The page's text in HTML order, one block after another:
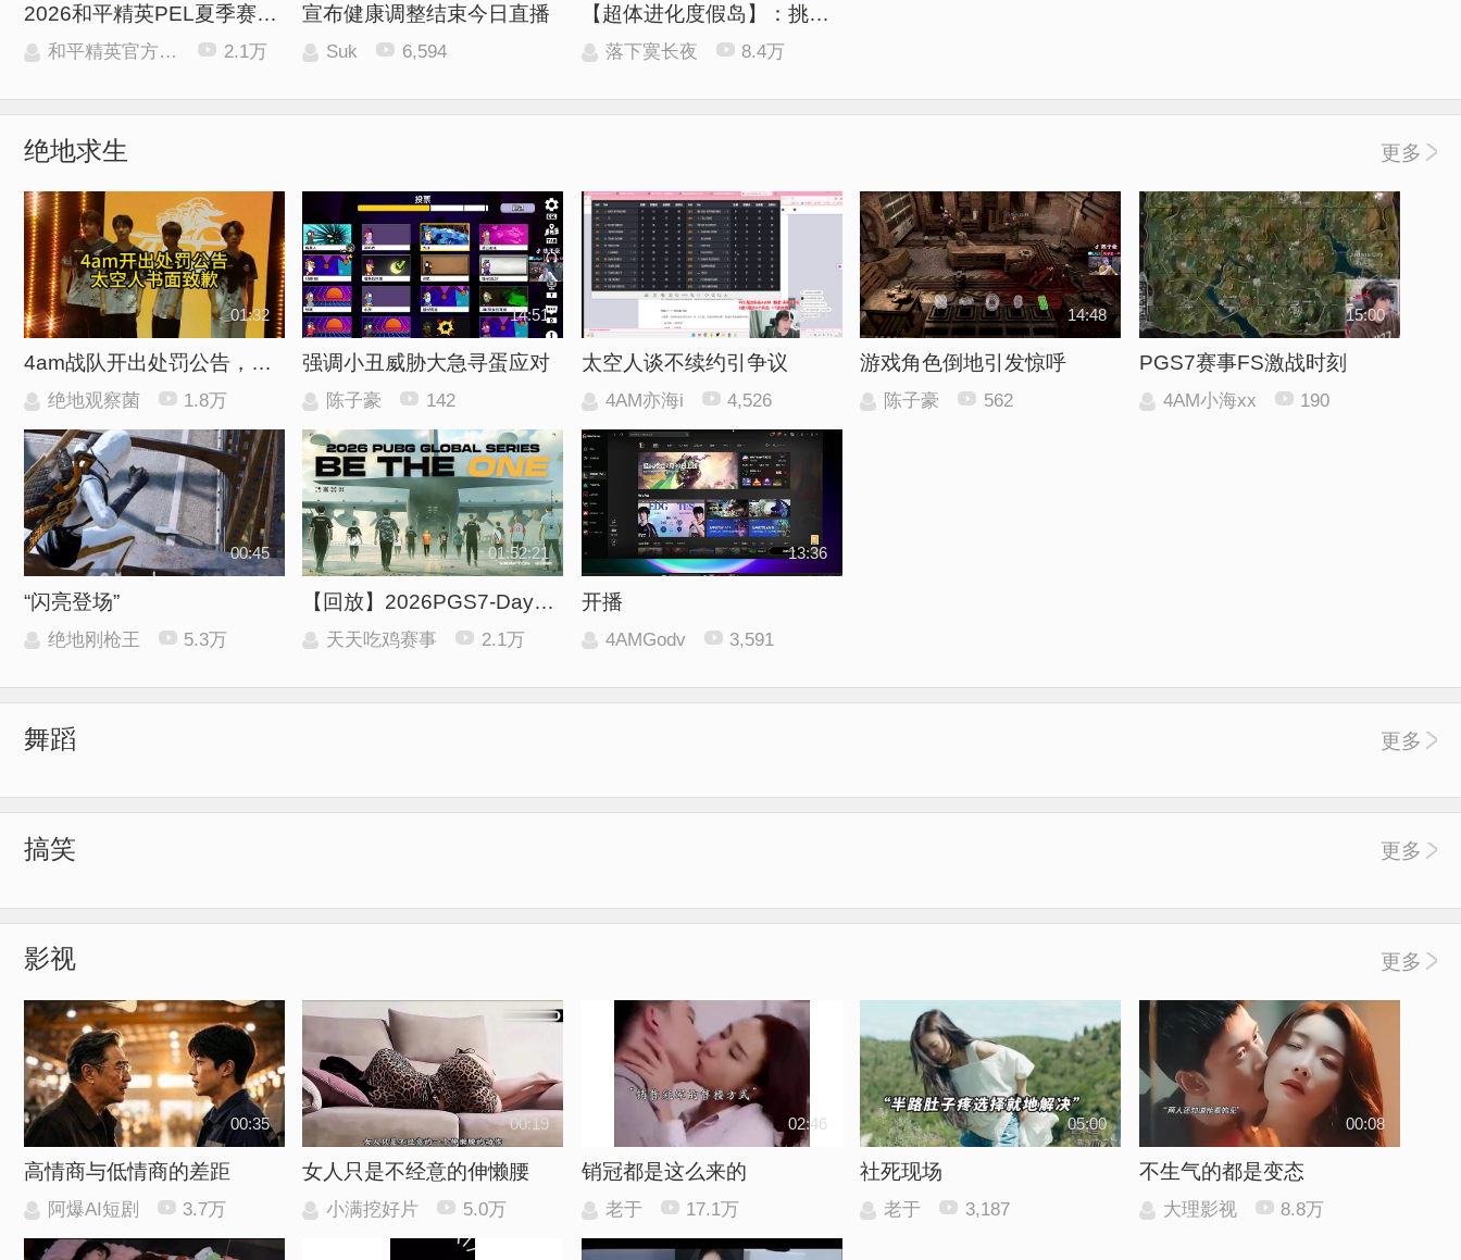
2026和平精英PEL夏季赛季后赛Day2_第1场
和平精英官方赛事 2.1万
宣布健康调整结束今日直播
Suk 6,594
【超体进化度假岛】：挑战一期视频带你了解职业插件的超强搭配
落下寞长夜 8.4万
绝地求生 更多
01:32
4am战队开出处罚公告，太空人发文道歉！
绝地观察菌 1.8万
14:51
强调小丑威胁大急寻蛋应对
陈子豪 142
08:00
太空人谈不续约引争议
4AM亦海i 4,526
14:48
游戏角色倒地引发惊呼
陈子豪 562
15:00
PGS7赛事FS激战时刻
4AM小海xx 190
00:45
“闪亮登场”
绝地刚枪王 5.3万
01:52:21
【回放】2026PGS7-Day1_1
天天吃鸡赛事 2.1万
13:36
开播
4AMGodv 3,591
舞蹈 更多
搞笑 更多
影视 更多
00:35
高情商与低情商的差距
阿爆AI短剧 3.7万
00:19
女人只是不经意的伸懒腰
小满挖好片 5.0万
02:46
销冠都是这么来的
老于 17.1万
05:00
社死现场
老于 3,187
00:08
不生气的都是变态
大理影视 8.8万